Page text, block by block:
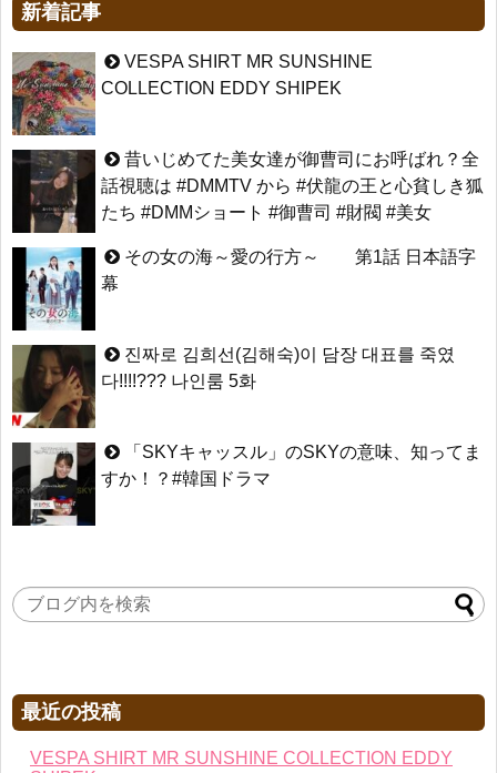
新着記事
VESPA SHIRT MR SUNSHINE
COLLECTION EDDY SHIPEK
昔いじめてた美女達が御曹司にお呼ばれ？全
話視聴は #DMMTV から #伏龍の王と心貧しき狐
たち #DMMショート #御曹司 #財閥 #美女
その女の海～愛の行方～ 第1話 日本語字
幕
진짜로 김희선(김해숙)이 담장 대표를 죽였
다!!!!??? 나인룸 5화
「SKYキャッスル」のSKYの意味、知ってま
すか！？#韓国ドラマ
最近の投稿
VESPA SHIRT MR SUNSHINE COLLECTION EDDY